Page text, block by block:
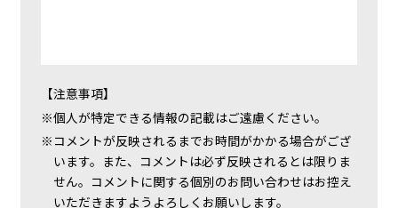
【注意事項】
個人が特定できる情報の記載はご遠慮ください。
コメントが反映されるまでお時間がかかる場合がござ
います。また、コメントは必ず反映されるとは限りま
せん。コメントに関する個別のお問い合わせはお控え
いただきますようよろしくお願いします。